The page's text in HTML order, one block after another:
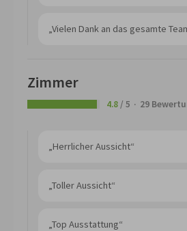
„Vielen Dank an das gesamte
Zimmer
4.8/ 5 29
„Herrlicher Aussicht“
„Toller Aussicht“
„Top Ausstattung“